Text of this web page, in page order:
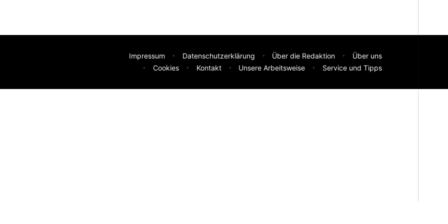
Impressum Datenschutzerklärung Über die Redaktion
Über uns
Cookies
Kontakt Unsere Arbeitsweise Service und Tipps